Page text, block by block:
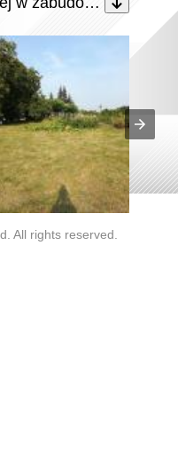
All rights reserved.